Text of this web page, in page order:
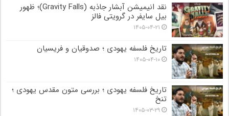
نقد انیمیشن آبشار جاذبه (Gravity Falls)؛ ظهور
بیل سایفر در گرویتی فالز
۱۴۰۵-۰۴-۲۱
تاریخ فلسفه یهودی ؛ صدوقیان و فریسیان
۱۴۰۵-۰۴-۱۰
تاریخ فلسفه یهودی ؛ بررسی متون مقدس یهودی ؛
تنخ
۱۴۰۵-۰۳-۲۹